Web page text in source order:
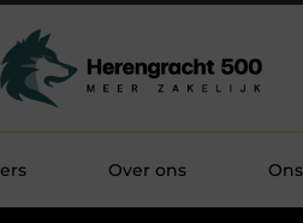
Over ons